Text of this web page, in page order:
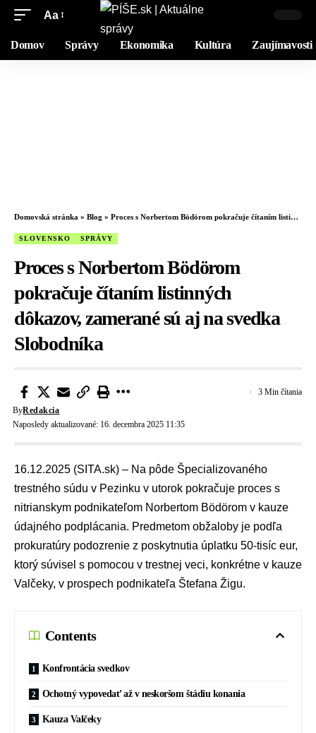
Aa
Domov Správy Ekonomika Kultúra Zaujímavosti
Domovská stránka » Blog » Proces s Norbertom Bödörom pokračuje čítaním listinných dôkazov, zamerané sú aj na svedka Slobodníka
SLOVENSKO SPRÁVY
Proces s Norbertom Bödörom
pokračuje čítaním listinných
dôkazov, zamerané sú aj na svedka
Slobodníka
Naposledy aktualizované: 16. decembra 2025 11:35
ByRedakcia
3 Min čítania
16.12.2025 (SITA.sk) – Na pôde Špecializovaného
trestného súdu v Pezinku v utorok pokračuje proces s
nitrianskym podnikateľom Norbertom Bödörom v kauze
údajného podplácania. Predmetom obžaloby je podľa
prokuratúry podozrenie z poskytnutia úplatku 50-tisíc eur,
ktorý súvisel s pomocou v trestnej veci, konkrétne v kauze
Valčeky, v prospech podnikateľa Štefana Žigu.
Contents
Konfrontácia svedkov
Ochotný vypovedať až v neskoršom štádiu konania
Kauza Valčeky